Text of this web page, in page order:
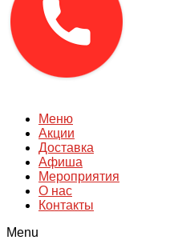
Меню
Акции
Доставка
Афиша
Мероприятия
О нас
Контакты
Menu